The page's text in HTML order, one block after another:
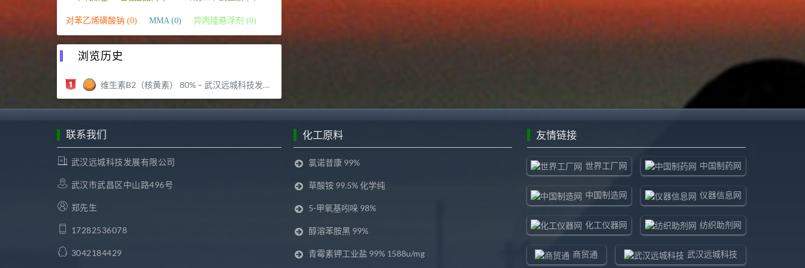
对苯乙烯磺酸钠 (0) MMA (0) 异丙隆悬浮剂 (0)
浏览历史
维生素B2（核黄素） 80% – 武汉远城科技发展有限公司
联系我们
武汉远城科技发展有限公司
武汉市武昌区中山路496号
郑先生
17282536078
3042184429
化工原料
氯诺昔康 99%
草酸铵 99.5% 化学纯
5-甲氧基吲哚 98%
醇溶苯胺黑 99%
青霉素钾工业盐 99% 1588u/mg
友情链接
世界工厂网 中国制药网
中国制造网 仪器信息网
化工仪器网 纺织助剂网
商贸通 武汉远城科技